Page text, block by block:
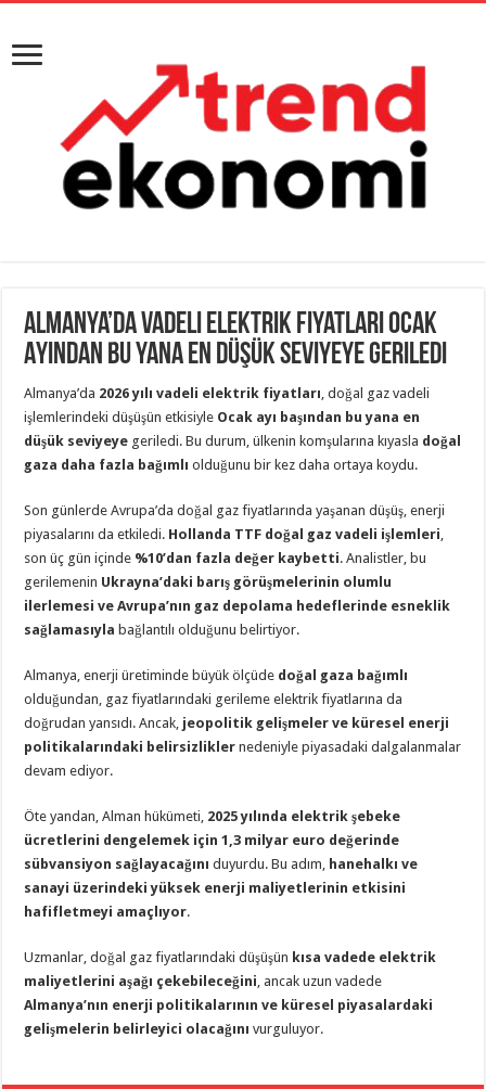
Almanya’da Vadeli Elektrik Fiyatları Ocak
Ayından Bu Yana En Düşük Seviyeye Geriledi
Almanya’da 2026 yılı vadeli elektrik fiyatları, doğal gaz vadeli
işlemlerindeki düşüşün etkisiyle Ocak ayı başından bu yana en
düşük seviyeye geriledi. Bu durum, ülkenin komşularına kıyasla doğal
gaza daha fazla bağımlı olduğunu bir kez daha ortaya koydu.
Son günlerde Avrupa’da doğal gaz fiyatlarında yaşanan düşüş, enerji
piyasalarını da etkiledi. Hollanda TTF doğal gaz vadeli işlemleri,
son üç gün içinde %10’dan fazla değer kaybetti. Analistler, bu
gerilemenin Ukrayna’daki barış görüşmelerinin olumlu
ilerlemesi ve Avrupa’nın gaz depolama hedeflerinde esneklik
sağlamasıyla bağlantılı olduğunu belirtiyor.
Almanya, enerji üretiminde büyük ölçüde doğal gaza bağımlı
olduğundan, gaz fiyatlarındaki gerileme elektrik fiyatlarına da
doğrudan yansıdı. Ancak, jeopolitik gelişmeler ve küresel enerji
politikalarındaki belirsizlikler nedeniyle piyasadaki dalgalanmalar
devam ediyor.
Öte yandan, Alman hükümeti, 2025 yılında elektrik şebeke
ücretlerini dengelemek için 1,3 milyar euro değerinde
sübvansiyon sağlayacağını duyurdu. Bu adım, hanehalkı ve
sanayi üzerindeki yüksek enerji maliyetlerinin etkisini
hafifletmeyi amaçlıyor.
Uzmanlar, doğal gaz fiyatlarındaki düşüşün kısa vadede elektrik
maliyetlerini aşağı çekebileceğini, ancak uzun vadede
Almanya’nın enerji politikalarının ve küresel piyasalardaki
gelişmelerin belirleyici olacağını vurguluyor.